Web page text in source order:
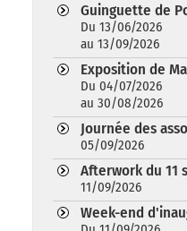
Guinguette de
Du 13/06/2026
au 13/09/2026
Exposition de
Du 04/07/2026
au 30/08/2026
Journée des
05/09/2026
Afterwork du 11
11/09/2026
Week-end